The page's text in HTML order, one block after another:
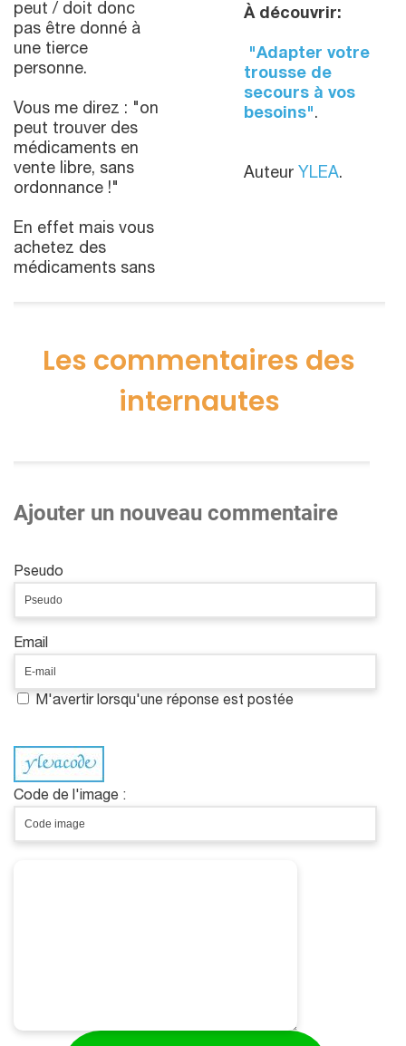
peut / doit donc
pas être donné à
une tierce
personne.
Vous me direz : "on
peut trouver des
médicaments en
vente libre, sans
ordonnance !"
En effet mais vous
achetez des
médicaments sans
À découvrir:
"Adapter votre
trousse de
secours à vos
besoins".
Auteur YLEA.
Les commentaires des
internautes
Ajouter un nouveau commentaire
Pseudo
Email
M'avertir lorsqu'une réponse est postée
Code de l'image :